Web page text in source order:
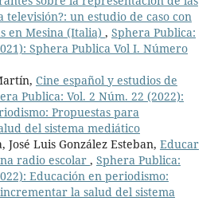
televisión?: un estudio de caso con
en Mesina (Italia) , Sphera Publica:
Sphera Publica Vol I. Número
Cine español y estudios de
Publica: Vol. 2 Núm. 22 (2022):
Propuestas para
del sistema mediático
José Luis González Esteban, Educar
radio escolar , Sphera Publica:
Educación en periodismo:
la salud del sistema